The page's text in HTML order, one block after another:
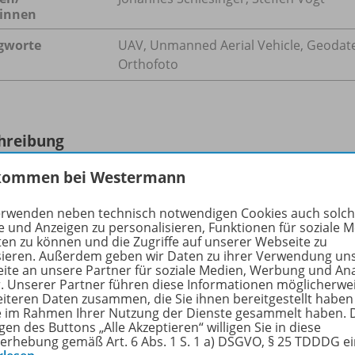
UAV, Unmanned Aerial Vehicle,
Orthofoto
globale Ernährungssicherung spielen urbane und
in vielen Städten des subsaharischen Afrikas fehlen
angebauten Produkten. Diese sind jedoch notwendig,
zur nachhaltigen Stadtentwicklung zu integrieren
bei Westermann
neben technisch notwendigen Cookies auch
und Anzeigen zu personalisieren, Funktionen für soziale
zu können und die Zugriffe auf unserer Webseite zu
Außerdem geben wir Daten zu ihrer Verwendung
an unsere Partner für soziale Medien, Werbung und
Unserer Partner führen diese Informationen
Daten zusammen, die Sie ihnen bereitgestellt
im Rahmen Ihrer Nutzung der Dienste gesammelt haben.
des Buttons „Alle Akzeptieren“ willigen Sie in diese
gemäß Art. 6 Abs. 1 S. 1 a) DSGVO, § 25 TDDDG